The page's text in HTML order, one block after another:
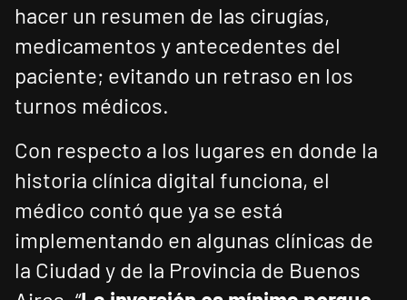
hacer un resumen de las cirugías,
medicamentos y antecedentes del
paciente; evitando un retraso en los
turnos médicos.
Con respecto a los lugares en donde la
historia clínica digital funciona, el
médico contó que ya se está
implementando en algunas clínicas de
la Ciudad y de la Provincia de Buenos